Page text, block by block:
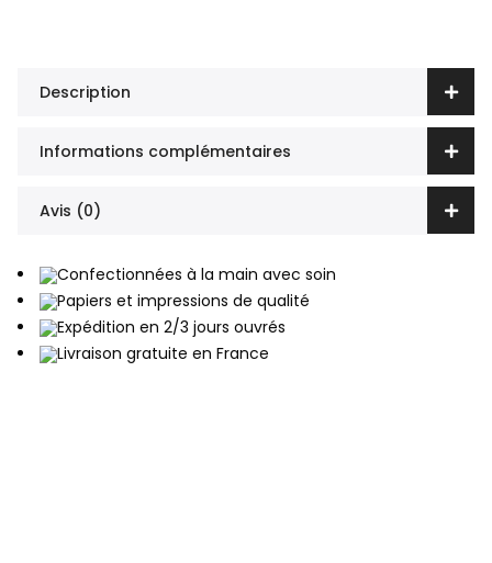
Description
Informations complémentaires
Avis (0)
Confectionnées à la main avec soin
Papiers et impressions de qualité
Expédition en 2/3 jours ouvrés
Livraison gratuite en France